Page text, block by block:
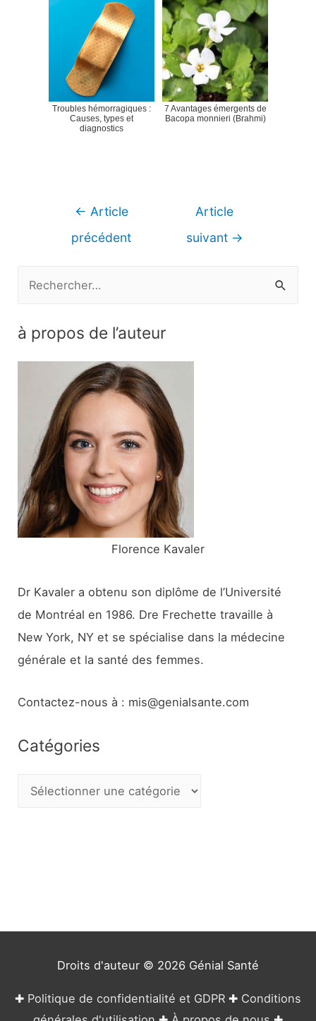
Troubles hémorragiques :
Causes, types et
diagnostics
7 Avantages émergents de
Bacopa monnieri (Brahmi)
Navigation
← Article
précédent
Article
suivant →
h
:
à propos de l’auteur
Florence Kavaler
Dr Kavaler a obtenu son diplôme de l’Université
de Montréal en 1986. Dre Frechette travaille à
New York, NY et se spécialise dans la médecine
générale et la santé des femmes.
Contactez-nous à : mis@genialsante.com
Catégories
Droits d'auteur © 2026 Génial Santé
✚ Politique de confidentialité et GDPR ✚ Conditions